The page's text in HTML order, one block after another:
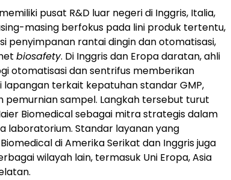
pusat R&D luar negeri di Inggris, Italia,
masing berfokus pada lini produk tertentu,
penyimpanan rantai dingin dan otomatisasi,
biosafety. Di Inggris dan Eropa daratan, ahli
otomatisasi dan sentrifus memberikan
lapangan terkait kepatuhan standar GMP,
pemurnian sampel. Langkah tersebut turut
Biomedical sebagai mitra strategis dalam
laboratorium. Standar layanan yang
di Amerika Serikat dan Inggris juga
wilayah lain, termasuk Uni Eropa, Asia